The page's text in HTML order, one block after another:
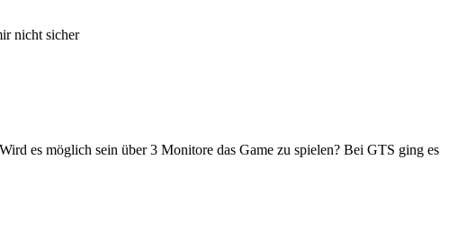
nicht sicher
es möglich sein über 3 Monitore das Game zu spielen? Bei GTS ging es